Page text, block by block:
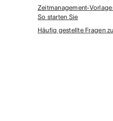
Zeitmanagement-
So starten Sie
Häufig gestellte Fragen